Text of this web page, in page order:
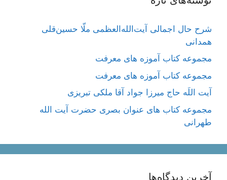
شرح حال اجمالی آیت‌الله‌العظمی ملّا حسین‌قلی
همدانی
مجموعه کتاب آموزه های معرفت
مجموعه کتاب آموزه های معرفت
آیت اللَه حاج میرزا جواد آقا ملکی تبریزی
مجموعه کتاب های عنوان بصری حضرت آیت الله
طهرانی
آخرین دیدگاه‌ها